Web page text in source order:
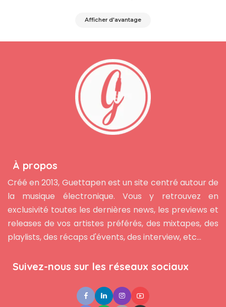
Afficher d'avantage
À propos
Créé en 2013, Guettapen est un site centré autour de
la musique électronique. Vous y retrouvez en
exclusivité toutes les dernières news, les previews et
releases de vos artistes préférés, des mixtapes, des
playlists, des récaps d'évents, des interview, etc...
Suivez-nous sur les réseaux sociaux